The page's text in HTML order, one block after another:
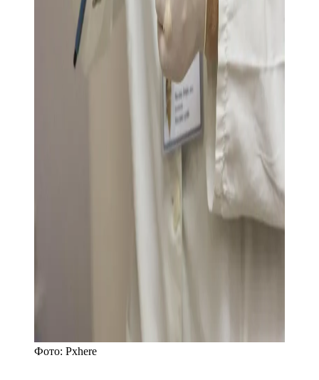
Фото: Pxhere